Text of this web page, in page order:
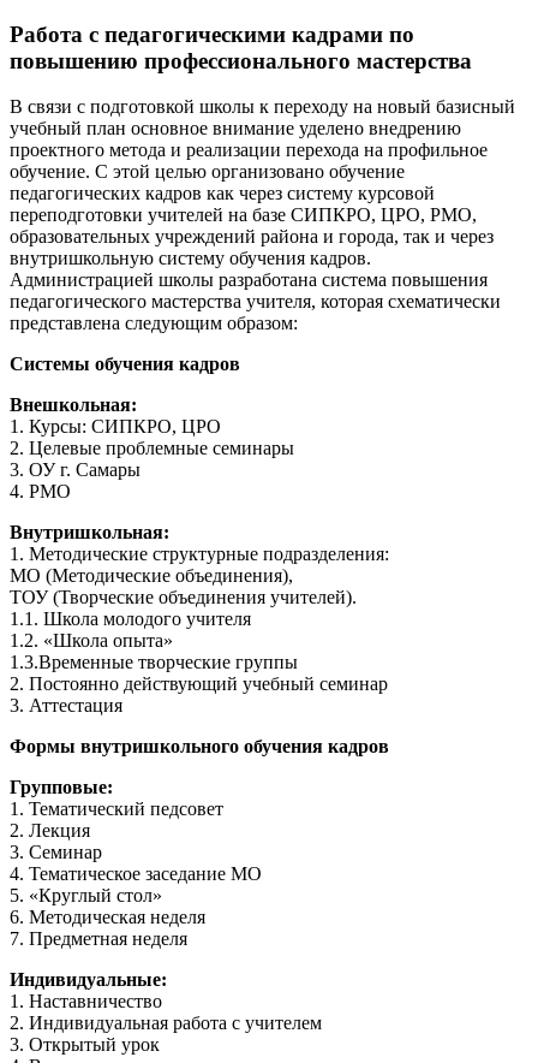
Работа с педагогическими кадрами по
повышению профессионального мастерства
В связи с подготовкой школы к переходу на новый базисный
учебный план основное внимание уделено внедрению
проектного метода и реализации перехода на профильное
обучение. С этой целью организовано обучение
педагогических кадров как через систему курсовой
переподготовки учителей на базе СИПКРО, ЦРО, РМО,
образовательных учреждений района и города, так и через
внутришкольную систему обучения кадров.
Администрацией школы разработана система повышения
педагогического мастерства учителя, которая схематически
представлена следующим образом:
Системы обучения кадров
Внешкольная:
1. Курсы: СИПКРО, ЦРО
2. Целевые проблемные семинары
3. ОУ г. Самары
4. РМО
Внутришкольная:
1. Методические структурные подразделения:
МО (Методические объединения),
ТОУ (Творческие объединения учителей).
1.1. Школа молодого учителя
1.2. «Школа опыта»
1.3.Временные творческие группы
2. Постоянно действующий учебный семинар
3. Аттестация
Формы внутришкольного обучения кадров
Групповые:
1. Тематический педсовет
2. Лекция
3. Семинар
4. Тематическое заседание МО
5. «Круглый стол»
6. Методическая неделя
7. Предметная неделя
Индивидуальные:
1. Наставничество
2. Индивидуальная работа с учителем
3. Открытый урок